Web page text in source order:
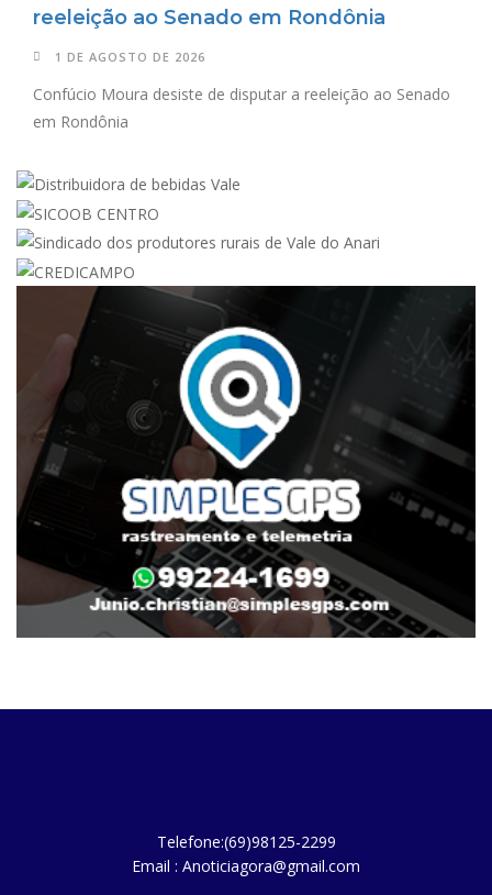
reeleição ao Senado em Rondônia
1 DE AGOSTO DE 2026
Confúcio Moura desiste de disputar a reeleição ao Senado
em Rondônia
Telefone:(69)98125-2299
Email : Anoticiagora@gmail.com